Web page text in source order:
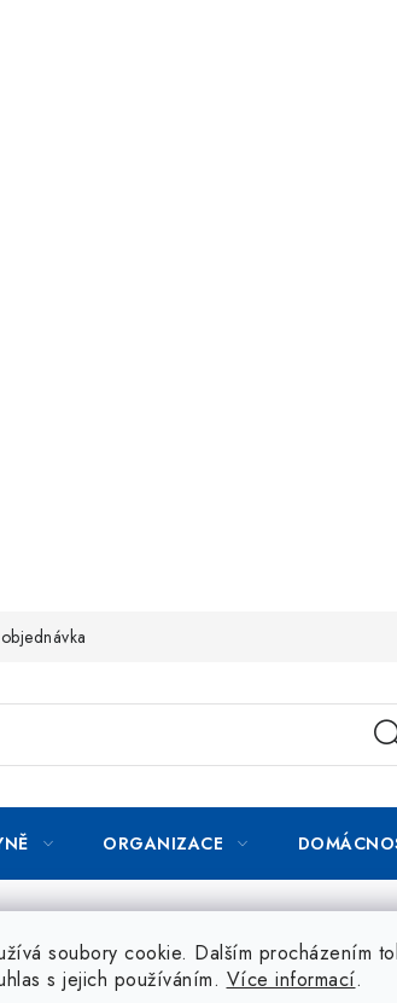
soubory cookie. Dalším procházením
s jejich používáním. Více informací.
ORGANIZACE